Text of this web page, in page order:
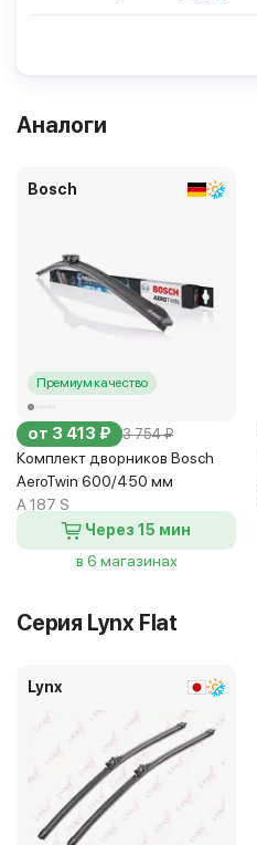
Аналоги
Bosch
Премиум качество
от 3 413 ₽ 3 754 ₽
Комплект дворников Bosch
AeroTwin 600/450 мм
A 187 S
Через 15 мин
в 6 магазинах
Серия Lynx Flat
Lynx